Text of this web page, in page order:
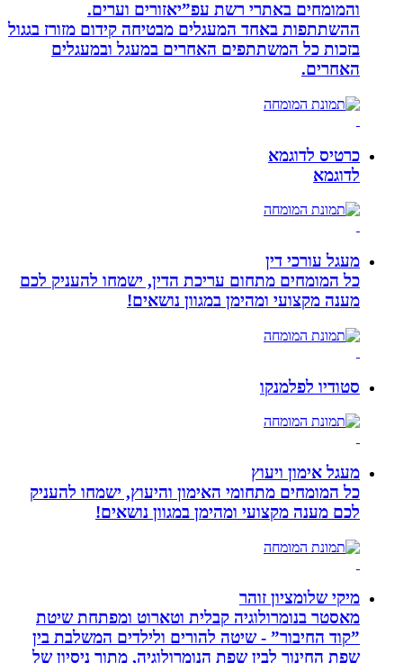
והמומחים באתרי רשת עפ”יאזורים וערים.
ההשתתפות באחד המעגלים מבטיחה קידום מזורז בגגול
בזכות כל המשתתפים האחרים במעגל ובמעגלים
האחרים.
כרטיס לדוגמא
לדוגמא
מעגל עורכי דין
כל המומחים מתחום עריכת הדין, ישמחו להעניק לכם
מענה מקצועי ומהימן במגוון נושאים!
סטודיו לפלמנקו
מעגל אימון ויעוץ
כל המומחים מתחומי האימון והיעוץ, ישמחו להעניק
לכם מענה מקצועי ומהימן במגוון נושאים!
מיקי שלומציון זוהר
מאסטר בנומרולוגיה קבלית וטארוט ומפתחת שיטת
”קוד החיבור” - שיטה להורים ולילדים המשלבת בין
שפת החינוך לבין שפת הנומרולוגיה, מתוך ניסיון של